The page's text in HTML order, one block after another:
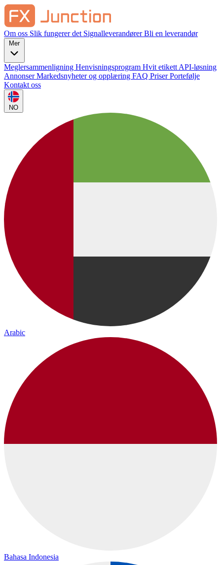
Om oss Slik fungerer det SignalleverandørerBli en leverandør
Mer
Meglersammenligning Henvisningsprogram Hvit etikett API-løsning
AnnonserMarkedsnyheter og opplæring FAQ PriserPortefølje
Kontakt oss
NO
Arabic
Bahasa Indonesia